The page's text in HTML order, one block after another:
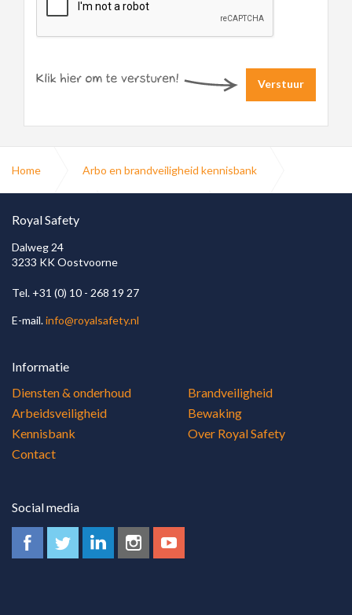
Verstuur
Home Arbo en brandveiligheid kennisbank
Blusmiddelen
Poederblusser
Royal Safety
Dalweg 24
3233 KK Oostvoorne
Tel. +31 (0) 10 - 268 19 27
E-mail.info@royalsafety.nl
Informatie
Diensten & onderhoud
Brandveiligheid
Arbeidsveiligheid
Bewaking
Kennisbank
Over Royal Safety
Contact
Social media